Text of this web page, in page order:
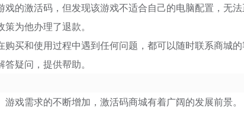
的激活码，但发现该游戏不适合自己的电脑配置，无
为他办理了退款。
买和使用过程中遇到任何问题，都可以随时联系商城
疑问，提供帮助。
戏需求的不断增加，激活码商城有着广阔的发展前景。